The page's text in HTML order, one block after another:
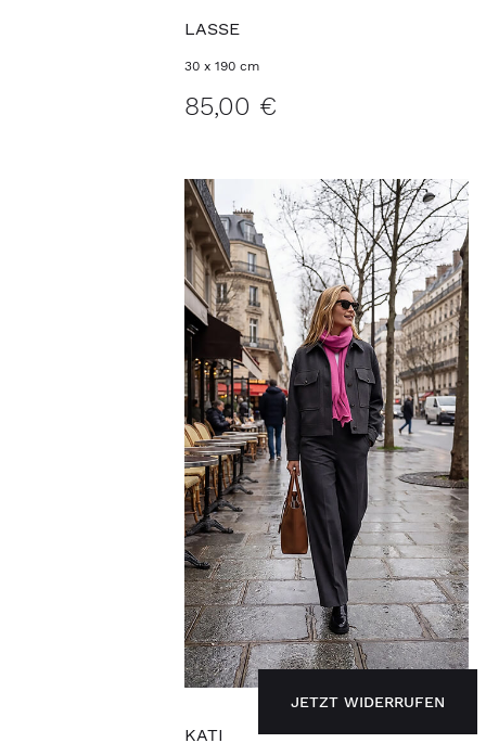
JETZT WIDERRUFEN
LASSE
30 x 190 cm
85,00 €
KATI